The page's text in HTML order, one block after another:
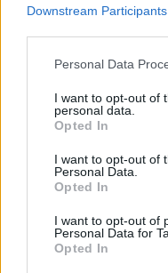
Downstream Participants
Please note that this
not limited to your visit
grant or deny consent
use your data for below
consent section.
Personal Data
I want to opt-out of
personal data.
Opted In
I want to opt-out of
Personal Data.
Opted In
I want to opt-out of
Personal Data for
Opted In
grondstoffenprijzen
Sanne De Vries · 7 aug 2026
NEWS